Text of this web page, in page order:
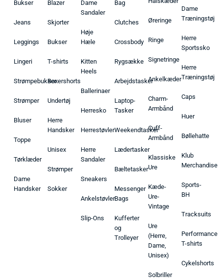
Bukser
Jeans
Leggings
Lingeri
Strømpebukser
Strømper
Bluser
Toppe
Tørklæder
Dame
Handsker
Blazer
Skjorter
Bukser
T-shirts
Boxershorts
Undertøj
Herre
Handsker
Unisex
Strømper
Sokker
Dame
Sandaler
Høje
Hæle
Kitten
Heels
Ballerinaer
Herresko
Herrestøvler
Herre
Sandaler
Sneakers
Ankelstøvler
Slip-Ons
Bag
Clutches
Crossbody
Rygsække
Arbejdstasker
Laptop-
Tasker
Weekendtasker
Lædertasker
Bæltetasker
Messenger
Bags
Kufferter
og
Trolleyer
Øreringe
Ringe
Signetringe
Ankelkæder
Charm-
Armbånd
Cuff-
Armbånd
Klassiske
Ure
Kæde-
Ure-
Vintage
Ure
(Herre,
Dame,
Unisex)
Solbriller
Dame
Træningstøj
Herre
Sportssko
Herre
Træningstøj
Caps
Huer
Bøllehatte
Klub
Merchandise
Sports-
BH
Tracksuits
Performance
T-shirts
Cykelshorts